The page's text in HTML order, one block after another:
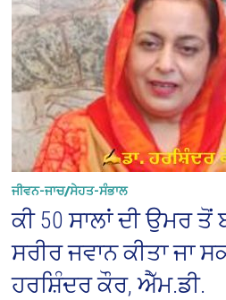
ਜੀਵਨ-ਜਾਚ/ਸੇਹਤ-ਸੰਭਾਲ
ਕੀ 50 ਸਾਲਾਂ ਦੀ ਉਮਰ ਤੋਂ
ਸਰੀਰ ਜਵਾਨ ਕੀਤਾ ਜਾ
ਹਰਸ਼ਿੰਦਰ ਕੌਰ, ਐੱਮ.ਡੀ.